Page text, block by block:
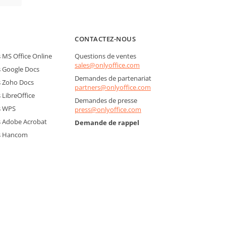
MS Office Online
Google Docs
Zoho Docs
LibreOffice
WPS
Adobe Acrobat
Hancom
CONTACTEZ-NOUS
Questions de ventes
sales@onlyoffice.com
Demandes de partenariat
partners@onlyoffice.com
Demandes de presse
press@onlyoffice.com
Demande de rappel